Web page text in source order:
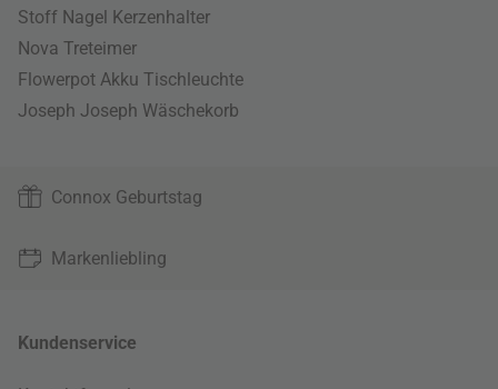
Stoff Nagel Kerzenhalter
Nova Treteimer
Flowerpot Akku Tischleuchte
Joseph Joseph Wäschekorb
Connox Geburtstag
Markenliebling
Kundenservice